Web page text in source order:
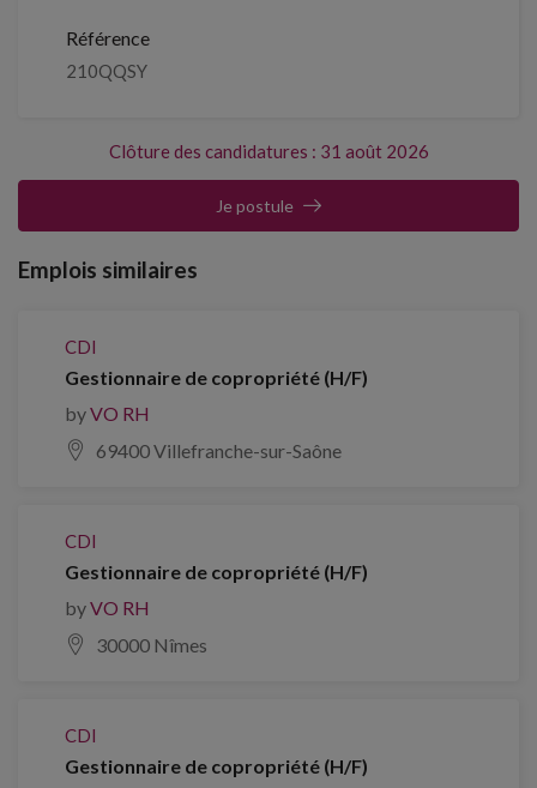
Référence
210QQSY
Clôture des candidatures : 31 août 2026
Je postule
Emplois similaires
CDI
Gestionnaire de copropriété (H/F)
byVO RH
69400 Villefranche-sur-Saône
CDI
Gestionnaire de copropriété (H/F)
byVO RH
30000 Nîmes
CDI
Gestionnaire de copropriété (H/F)